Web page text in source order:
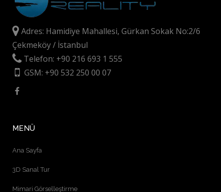
Adres: Hamidiye Mahallesi, Gürkan Sokak No:2/6
Çekmeköy / İstanbul
Telefon: +90 216 693 1 555
GSM: +90 532 250 00 07
MENÜ
Ana Sayfa
3D Sanal Tur
Mimari Görselleştirme